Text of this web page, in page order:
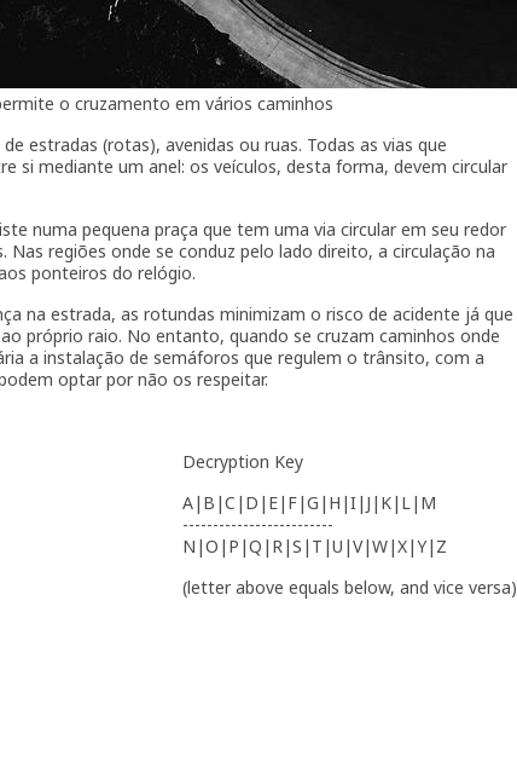
o cruzamento em vários caminhos
estradas (rotas), avenidas ou ruas. Todas as vias que
si mediante um anel: os veículos, desta forma, devem circular
numa pequena praça que tem uma via circular em seu redor
regiões onde se conduz pelo lado direito, a circulação na
ponteiros do relógio.
na estrada, as rotundas minimizam o risco de acidente já que
próprio raio. No entanto, quando se cruzam caminhos onde
a instalação de semáforos que regulem o trânsito, com a
optar por não os respeitar.
Decryption Key
A|B|C|D|E|F|G|H|I|J|K|L|M
-------------------------
N|O|P|Q|R|S|T|U|V|W|X|Y|Z
(letter above equals below, and vice versa)